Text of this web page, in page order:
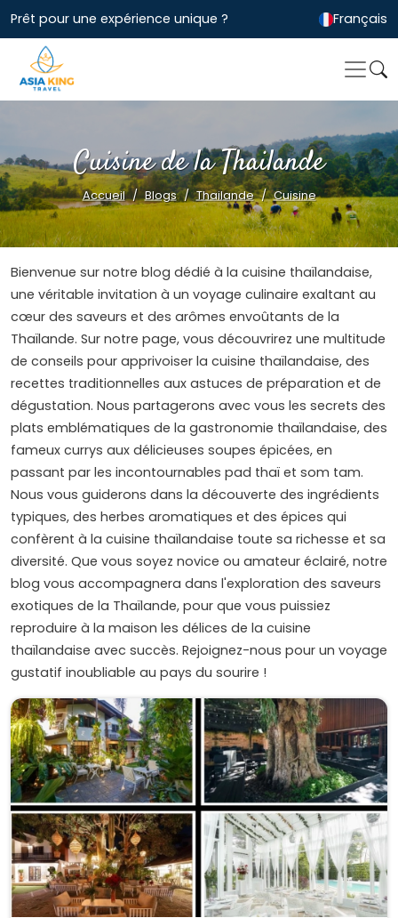
Prêt pour une expérience unique ? Français
Cuisine de la Thailande
Accueil Blogs Thailande Cuisine
Bienvenue sur notre blog dédié à la cuisine thaïlandaise,
une véritable invitation à un voyage culinaire exaltant au
cœur des saveurs et des arômes envoûtants de la
Thaïlande. Sur notre page, vous découvrirez une multitude
de conseils pour apprivoiser la cuisine thaïlandaise, des
recettes traditionnelles aux astuces de préparation et de
dégustation. Nous partagerons avec vous les secrets des
plats emblématiques de la gastronomie thaïlandaise, des
fameux currys aux délicieuses soupes épicées, en
passant par les incontournables pad thaï et som tam.
Nous vous guiderons dans la découverte des ingrédients
typiques, des herbes aromatiques et des épices qui
confèrent à la cuisine thaïlandaise toute sa richesse et sa
diversité. Que vous soyez novice ou amateur éclairé, notre
blog vous accompagnera dans l'exploration des saveurs
exotiques de la Thaïlande, pour que vous puissiez
reproduire à la maison les délices de la cuisine
thaïlandaise avec succès. Rejoignez-nous pour un voyage
gustatif inoubliable au pays du sourire !